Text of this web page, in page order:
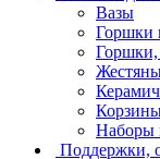
Вазы
Горшки
Горшки,
Наборы
Поддержки,